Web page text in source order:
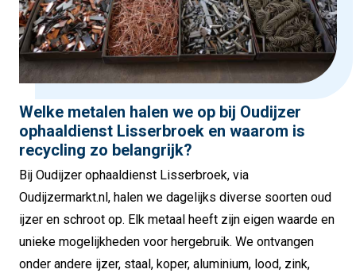
Welke metalen halen we op bij Oudijzer
ophaaldienst Lisserbroek en waarom is
recycling zo belangrijk?
Bij Oudijzer ophaaldienst Lisserbroek, via
Oudijzermarkt.nl, halen we dagelijks diverse soorten oud
ijzer en schroot op. Elk metaal heeft zijn eigen waarde en
unieke mogelijkheden voor hergebruik. We ontvangen
onder andere ijzer, staal, koper, aluminium, lood, zink,